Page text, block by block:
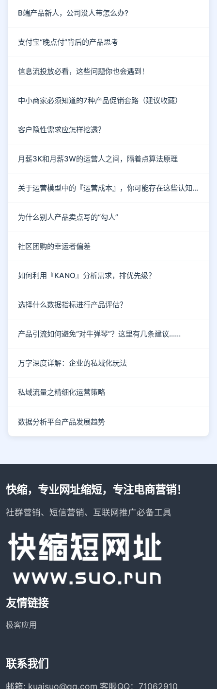
B端产品新人，公司没人带怎么办?
支付宝“晚点付”背后的产品思考
信息流投放必看，这些问题你也会遇到！
中小商家必须知道的7种产品促销套路（建议收藏）
客户隐性需求应怎样挖透？
月薪3K和月薪3W的运营人之间，隔着点算法原理
关于运营模型中的『运营成本』，你可能存在这些认知误区！
为什么别人产品卖点写的“勾人”
社区团购的幸运者偏差
如何利用『KANO』分析需求，排优先级？
选择什么数据指标进行产品评估？
产品引流如何避免“对牛弹琴”？这里有几条建议……
万字深度详解：企业的私域化玩法
私域流量之精细化运营策略
数据分析平台产品发展趋势
快缩，专业网址缩短，专注电商营销！
社群营销、短信营销、互联网推广必备工具
友情链接
极客应用
联系我们
邮箱: kuaisuo@qq.com 客服QQ：71062910